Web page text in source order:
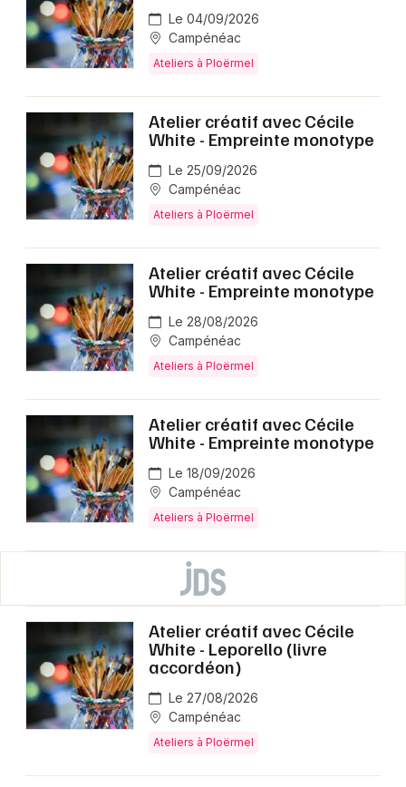
Le 04/09/2026
Campénéac
Ateliers à Ploërmel
Atelier créatif avec Cécile
White - Empreinte monotype
Le 25/09/2026
Campénéac
Ateliers à Ploërmel
Atelier créatif avec Cécile
White - Empreinte monotype
Le 28/08/2026
Campénéac
Ateliers à Ploërmel
Atelier créatif avec Cécile
White - Empreinte monotype
Le 18/09/2026
Campénéac
Ateliers à Ploërmel
Atelier créatif avec Cécile
White - Leporello (livre
accordéon)
Le 27/08/2026
Campénéac
Ateliers à Ploërmel